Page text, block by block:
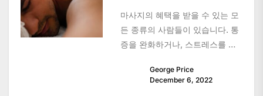
마사지의 혜택을 받을 수 있는 모
든 종류의 사람들이 있습니다. 통
증을 완화하거나, 스트레스를 줄
던 마사지가 있습니다. 여기...
George Price
December 6, 2022